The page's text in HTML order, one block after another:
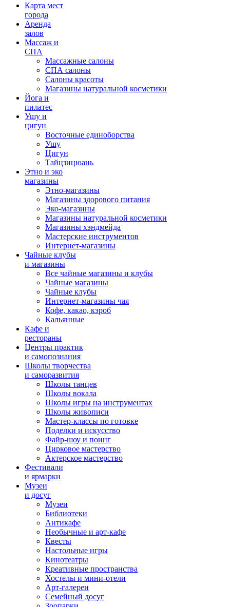
Карта мест
города
Аренда
залов
Массаж и
СПА
Массажные салоны
СПА салоны
Салоны красоты
Магазины натуральной косметики
Йога и
пилатес
Ушу и
цигун
Восточные единоборства
Ушу
Цигун
Тайцзицюань
Этно и эко
магазины
Этно-магазины
Магазины здорового питания
Эко-магазины
Магазины натуральной косметики
Магазины хэндмейда
Мастерские инструментов
Интернет-магазины
Чайные клубы
и магазины
Все чайные магазины и клубы
Чайные магазины
Чайные клубы
Интернет-магазины чая
Кофе, какао, кэроб
Кальянные
Кафе и
рестораны
Центры практик
и самопознания
Школы творчества
и саморазвития
Школы танцев
Школы вокала
Школы игры на инструментах
Школы живописи
Мастер-классы по готовке
Поделки и искусство
Файр-шоу и поинг
Цирковое мастерство
Актерское мастерство
Фестивали
и ярмарки
Музеи
и досуг
Музеи
Библиотеки
Антикафе
Необычные и арт-кафе
Квесты
Настольные игры
Кинотеатры
Креативные пространства
Хостелы и мини-отели
Арт-галереи
Семейный досуг